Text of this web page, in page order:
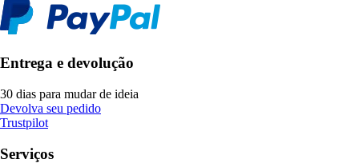
Entrega e devolução
30 dias para mudar de ideia
Devolva seu pedido
Trustpilot
Serviços